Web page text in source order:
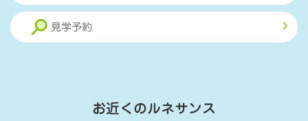
見学予約
お近くのルネサンス